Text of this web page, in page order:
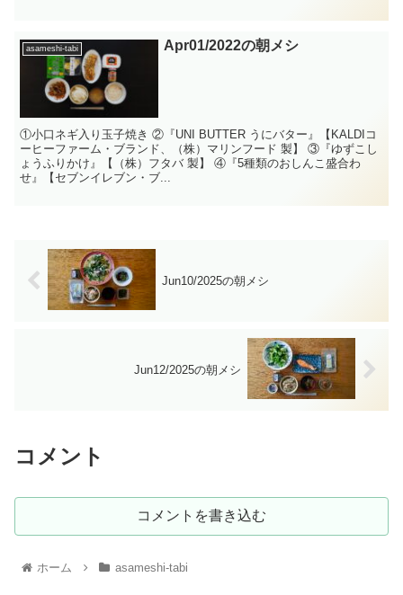
asameshi-tabi Apr01/2022の朝メシ
①小口ネギ入り玉子焼き ②『UNI BUTTER うにバター』【KALDIコ
ーヒーファーム・ブランド、（株）マリンフード 製】 ③『ゆずこし
ょうふりかけ』【（株）フタバ 製】 ④『5種類のおしんこ盛合わ
せ』【セブンイレブン・ブ...
Jun10/2025の朝メシ
Jun12/2025の朝メシ
コメント
コメントを書き込む
ホーム asameshi-tabi